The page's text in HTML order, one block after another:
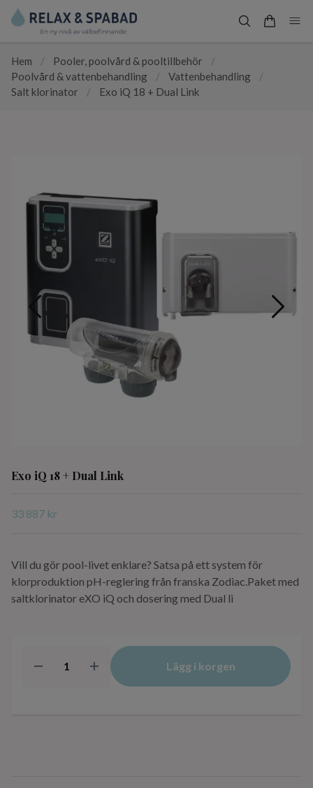
Hem / Pooler, poolvård & pooltillbehör
/
Poolvård & vattenbehandling
/ Vattenbehandling
/
Salt klorinator
/ Exo iQ 18 + Dual Link
Exo iQ 18 + Dual Link
33 887 kr
Vill du gör pool-livet enklare? Satsa på ett system för
klorproduktion pH-reglering från franska Zodiac.Paket med
saltklorinator eXO iQ och dosering med Dual li
Lägg i korgen